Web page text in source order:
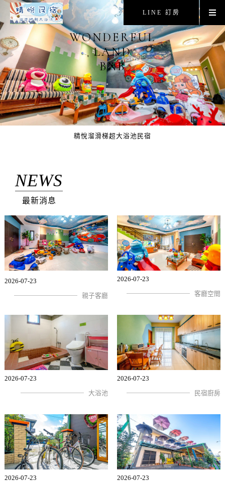
LINE 訂房
精悅溜滑梯超大浴池民宿
WONDERFUL
LAND
BNB
NEWS
最新消息
2026-07-23
親子客廳
2026-07-23
客廳空間
2026-07-23
大浴池
2026-07-23
民宿廚房
2026-07-23 2026-07-23